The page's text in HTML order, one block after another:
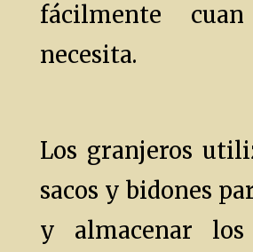
fácilmente
necesita.
Los granjeros
sacos y bidones
y almacenar los